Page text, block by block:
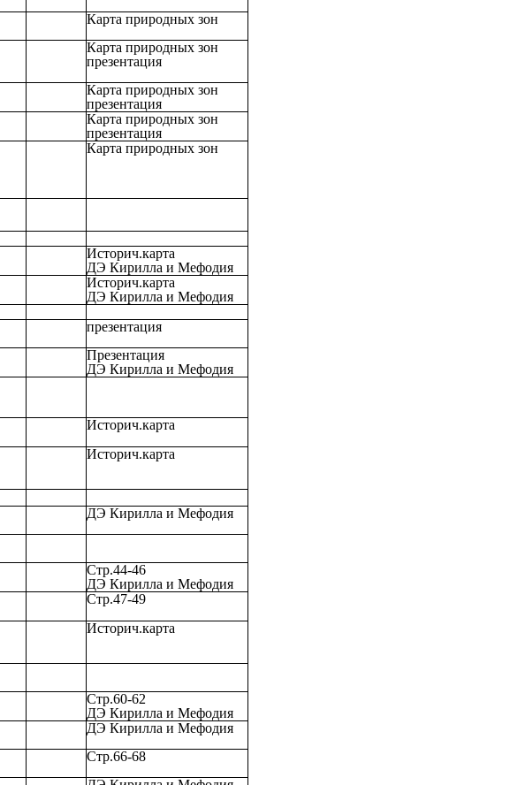
Карта природных зон
Карта природных зон
презентация
Карта природных зон
презентация
Карта природных зон
презентация
Карта природных зон
Историч.карта
ДЭ Кирилла и Мефодия
Историч.карта
ДЭ Кирилла и Мефодия
презентация
Презентация
ДЭ Кирилла и Мефодия
Историч.карта
Историч.карта
ДЭ Кирилла и Мефодия
Стр.44-46
ДЭ Кирилла и Мефодия
Стр.47-49
Историч.карта
Стр.60-62
ДЭ Кирилла и Мефодия
ДЭ Кирилла и Мефодия
Стр.66-68